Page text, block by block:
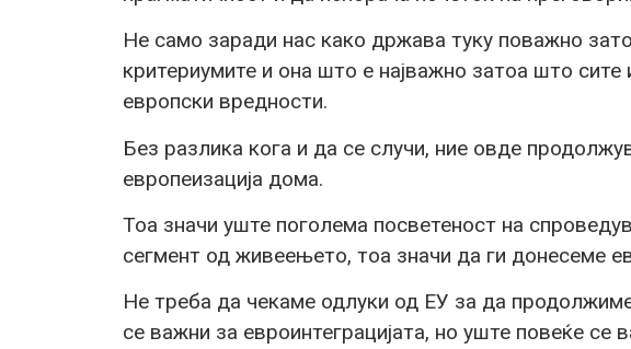
Не само заради нас како држава туку поважно
критериумите и она што е најважно затоа што
европски вредности.
Без разлика кога и да се случи, ние овде
европеизација дома.
Тоа значи уште поголема посветеност на
сегмент од живеењето, тоа значи да ги донесеме
Не треба да чекаме одлуки од ЕУ за да
се важни за евроинтеграцијата, но уште повеќе се